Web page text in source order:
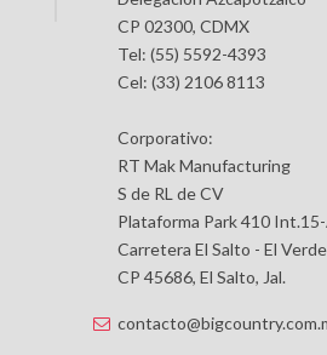
CP 02300, CDMX
Tel: (55) 5592-4393
Cel: (33) 2106 8113
Corporativo:
RT Mak Manufacturing
S de RL de CV
Plataforma Park 410
Carretera El Salto - El Verde
CP 45686, El Salto, Jal.